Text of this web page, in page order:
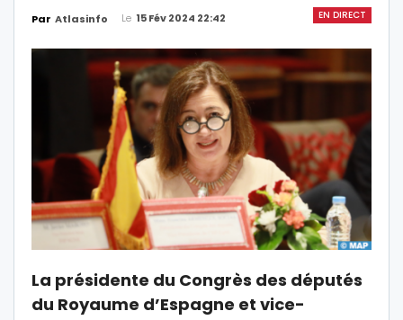
EN DIRECT
Par Atlasinfo Le 15 Fév 2024 22:42
La présidente du Congrès des députés
du Royaume d’Espagne et vice-